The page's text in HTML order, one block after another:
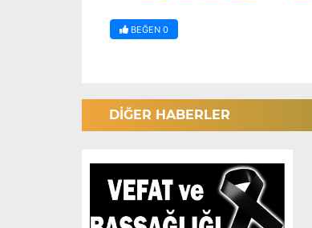
BEĞEN 0
DİĞER HABERLER